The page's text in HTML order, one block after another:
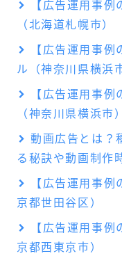
【広告運用事
（北海道札幌市）
【広告運用事
ル（神奈川県横浜市
【広告運用事
（神奈川県横浜市）
動画広告とは？
る秘訣や動画制作
【広告運用事
京都世田谷区）
【広告運用事
京都西東京市）